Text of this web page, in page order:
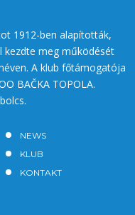
1912-ben alapították,
kezdte meg működését
A klub főtámogatója
BAČKA TOPOLA.
NEWS
KLUB
KONTAKT